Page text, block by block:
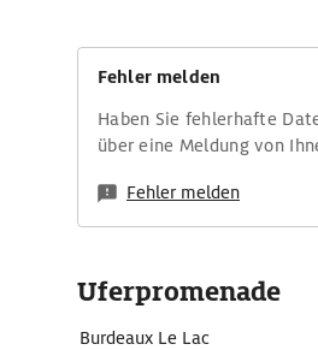
Fehler melden
Haben Sie fehlerhafte
über eine Meldung von
Fehler melden
Uferpromenade
Burdeaux Le Lac